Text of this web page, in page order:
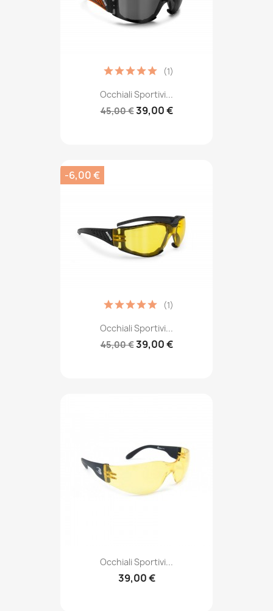
Occhiali Sportivi...
45,00 €39,00 €
(1)
Occhiali Sportivi...
45,00 €39,00 €
(1)
-6,00 €
Occhiali Sportivi...
39,00 €